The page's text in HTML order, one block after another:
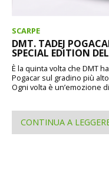
SCARPE
DMT. TADEJ
SPECIAL EDITION
È la quinta volta che DMT
Pogacar sul gradino più
Ogni volta è un’emozione
CONTINUA A